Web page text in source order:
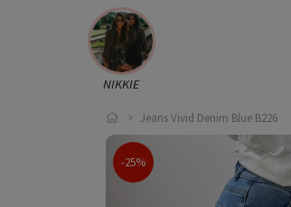
NIKKIE
Jeans Vivid Denim Blue B226
-25%